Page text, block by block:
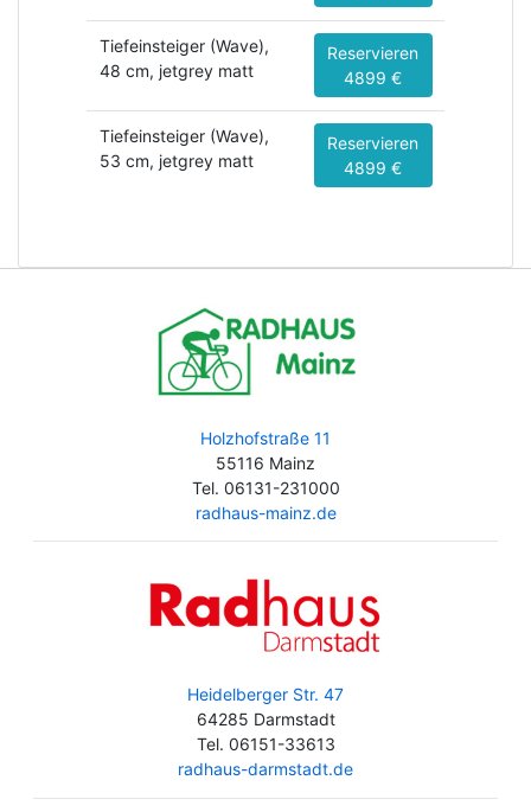
Tiefeinsteiger (Wave),
48 cm, jetgrey matt
Reservieren
4899 €
Tiefeinsteiger (Wave),
53 cm, jetgrey matt
Reservieren
4899 €
Holzhofstraße 11
55116 Mainz
Tel. 06131-231000
radhaus-mainz.de
Heidelberger Str. 47
64285 Darmstadt
Tel. 06151-33613
radhaus-darmstadt.de